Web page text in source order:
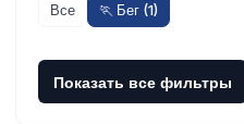
Все 🏃 Бег (1)
Показать все фильтры